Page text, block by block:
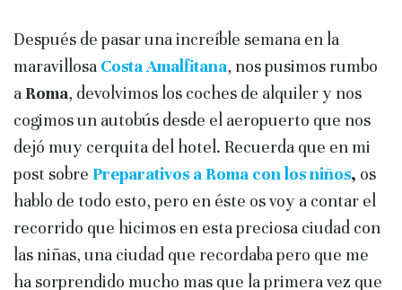
Después de pasar una increíble semana en la
maravillosa Costa Amalfitana, nos pusimos rumbo
a Roma, devolvimos los coches de alquiler y nos
cogimos un autobús desde el aeropuerto que nos
dejó muy cerquita del hotel. Recuerda que en mi
post sobre Preparativos a Roma con los niños, os
hablo de todo esto, pero en éste os voy a contar el
recorrido que hicimos en esta preciosa ciudad con
las niñas, una ciudad que recordaba pero que me
ha sorprendido mucho mas que la primera vez que